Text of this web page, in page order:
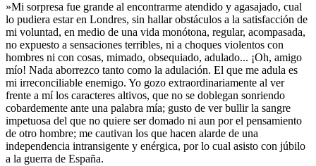
»Mi sorpresa fue grande al encontrarme atendido y agasajado, cual
lo pudiera estar en Londres, sin hallar obstáculos a la satisfacción de
mi voluntad, en medio de una vida monótona, regular, acompasada,
no expuesto a sensaciones terribles, ni a choques violentos con
hombres ni con cosas, mimado, obsequiado, adulado... ¡Oh, amigo
mío! Nada aborrezco tanto como la adulación. El que me adula es
mi irreconciliable enemigo. Yo gozo extraordinariamente al ver
frente a mí los caracteres altivos, que no se doblegan sonriendo
cobardemente ante una palabra mía; gusto de ver bullir la sangre
impetuosa del que no quiere ser domado ni aun por el pensamiento
de otro hombre; me cautivan los que hacen alarde de una
independencia intransigente y enérgica, por lo cual asisto con júbilo
a la guerra de España.